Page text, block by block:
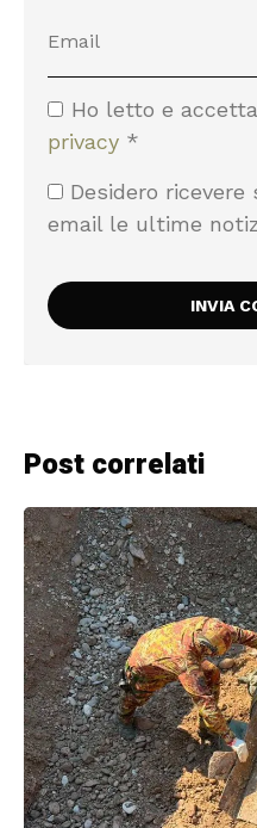
Ho letto e
privacy *
Desidero
email le ultime
Post correlati